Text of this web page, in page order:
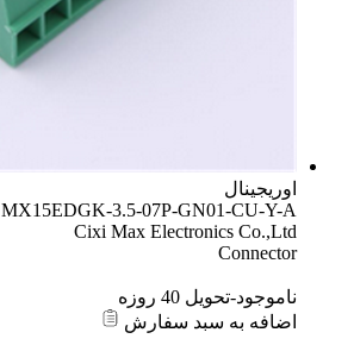
اوریجینال
MX15EDGK-3.5-07P-GN01-CU-Y-A
Cixi Max Electronics Co.,Ltd
Connector
ناموجود-تحویل 40 روزه
اضافه به سبد سفارش